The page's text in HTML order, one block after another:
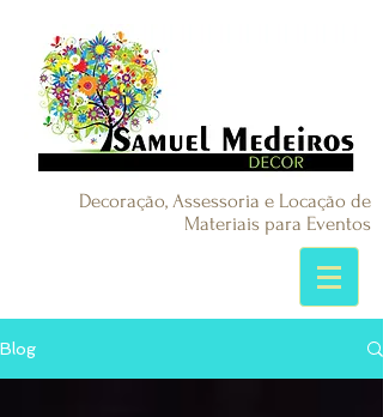
Decoração, Assessoria e Locação de
Materiais para Eventos
Blog